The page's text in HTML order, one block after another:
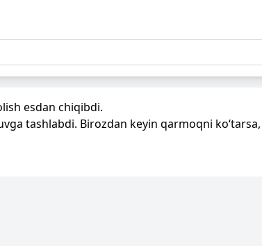
esdan chiqibdi.
tashlabdi. Birozdan keyin qarmoqni